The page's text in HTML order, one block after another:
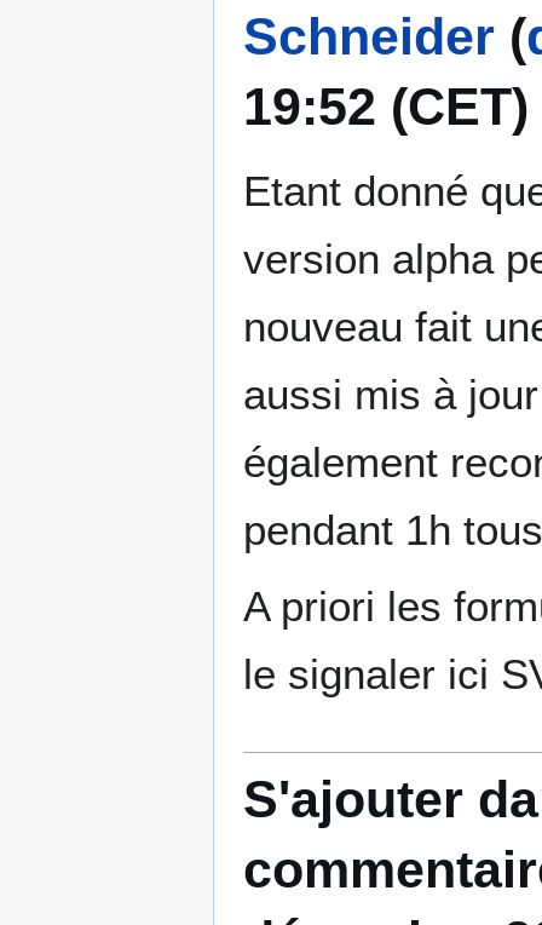
Schneider (
19:52 (CET)
Etant donné
version alpha
nouveau fait
aussi mis à
également
pendant 1h
A priori les
le signaler ici
S'ajouter